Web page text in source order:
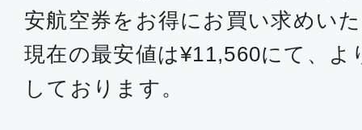
安航空券をお得にお買い求めい
現在の最安値は¥11,560にて、
しております。